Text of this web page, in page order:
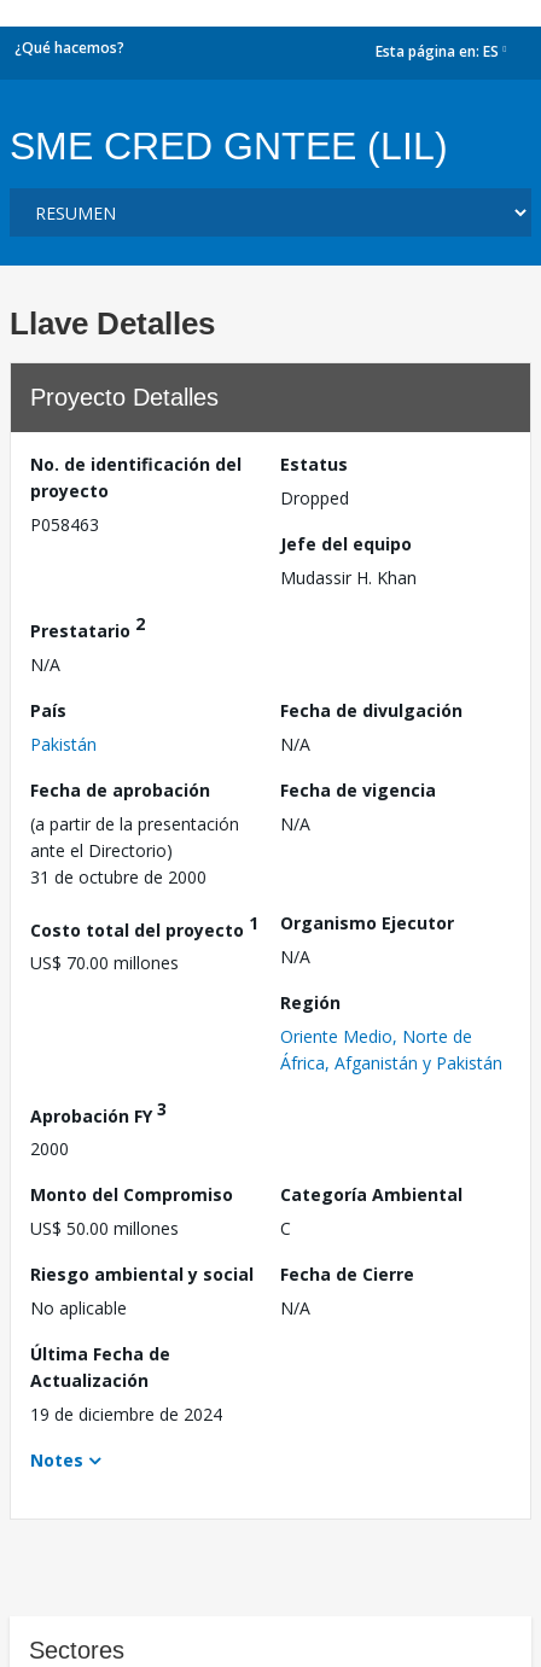
¿Qué hacemos? Esta página en: ES
SME CRED GNTEE (LIL)
Llave Detalles
Proyecto Detalles
No. de identificación del
proyecto
P058463
Estatus
Dropped
Jefe del equipo
Mudassir H. Khan
Prestatario 2
N/A
País
Pakistán
Fecha de divulgación
N/A
Fecha de aprobación
(a partir de la presentación
ante el Directorio)
31 de octubre de 2000
Fecha de vigencia
N/A
Costo total del proyecto 1
US$ 70.00 millones
Organismo Ejecutor
N/A
Región
Oriente Medio, Norte de
África, Afganistán y Pakistán
Aprobación FY3
2000
Monto del Compromiso
US$ 50.00 millones
Categoría Ambiental
C
Riesgo ambiental y social
No aplicable
Fecha de Cierre
N/A
Última Fecha de
Actualización
19 de diciembre de 2024
Notes
Sectores